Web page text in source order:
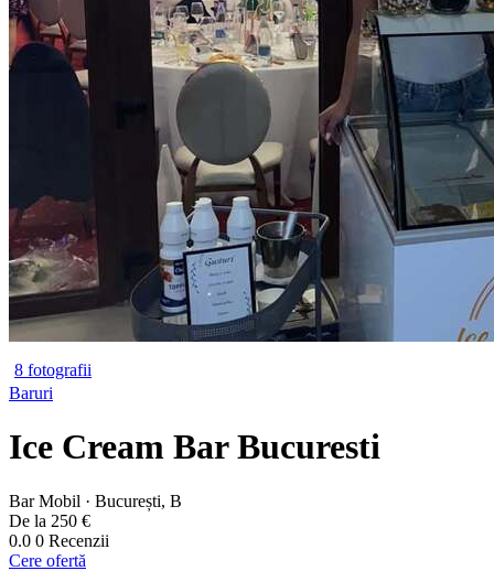
8 fotografii
Baruri
Ice Cream Bar Bucuresti
Bar Mobil · București, B
De la 250 €
0.0 0 Recenzii
Cere ofertă